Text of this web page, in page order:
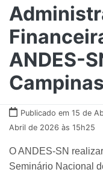
ANDES-
Publicado em 15 de
Abril de 2026 às 15h25
O ANDES-SN
Seminário Nacional